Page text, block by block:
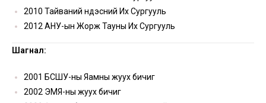
2010 Тайваний Үндэсний Их Сургууль
2012 АНУ-ын Жорж Тауны Их Сургууль
Шагнал:
2001 БСШУ-ны Яамны жуух бичиг
2002 ЭМЯ-ны жуух бичиг